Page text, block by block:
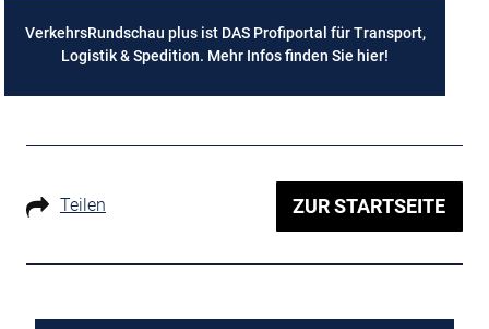
VerkehrsRundschau plus ist DAS Profiportal für Transport,
Logistik & Spedition. Mehr Infos finden Sie hier!
Teilen ZUR STARTSEITE